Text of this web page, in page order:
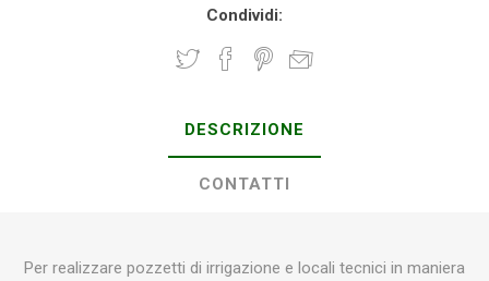
Condividi:
DESCRIZIONE
CONTATTI
Per realizzare pozzetti di irrigazione e locali tecnici in maniera